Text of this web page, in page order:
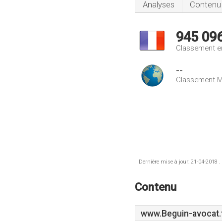
Analyses Contenu
945
Classement
--
Classement
Dernière mise à jour: 21-04-2018
Contenu
www.Beguin-